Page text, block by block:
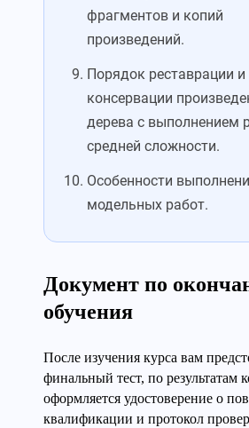
фрагментов и копий
произведений.
Порядок реставрации и
консервации
дерева с выполнением
средней сложности.
Особенности
модельных работ.
Документ по
обучения
После изучения курса вам
финальный тест, по результатам
оформляется удостоверение о
квалификации и протокол